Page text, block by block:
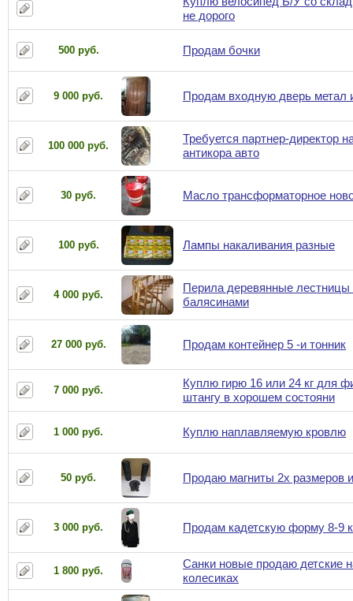
не дорого
500 руб. Продам бочки
9 000 руб. Продам входную дверь метал
100 000 руб.
Требуется партнер-директор
антикора авто
30 руб. Масло трансформаторное
100 руб. Лампы накаливания разные
4 000 руб.
Перила деревянные лестницы
балясинами
27 000 руб. Продам контейнер 5 -и тонник
7 000 руб.
Куплю гирю 16 или 24 кг для
штангу в хорошем состояни
1 000 руб. Куплю наплавляемую кровлю
50 руб. Продаю магниты 2х размеров
3 000 руб. Продам кадетскую форму 8-9
1 800 руб.
Санки новые продаю детские
колесиках